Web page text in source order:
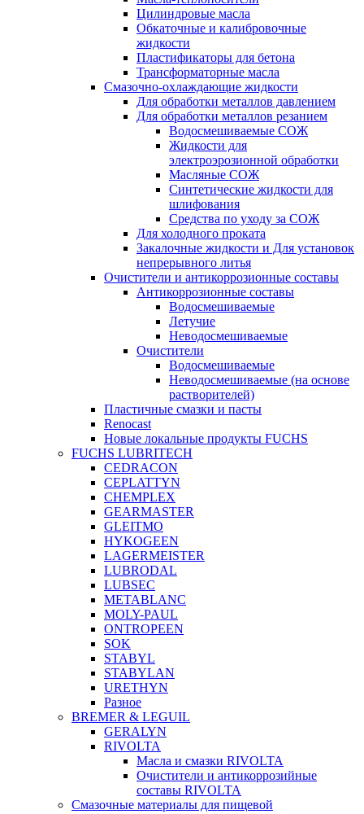
Цилиндровые масла
Обкаточные и калибровочные
жидкости
Пластификаторы для бетона
Трансформаторные масла
Смазочно-охлаждающие жидкости
Для обработки металлов давлением
Для обработки металлов резанием
Водосмешиваемые СОЖ
Жидкости для
электроэрозионной обработки
Масляные СОЖ
Синтетические жидкости для
шлифования
Средства по уходу за СОЖ
Для холодного проката
Закалочные жидкости и Для установок
непрерывного литья
Очистители и антикоррозионные составы
Антикоррозионные составы
Водосмешиваемые
Летучие
Неводосмешиваемые
Очистители
Водосмешиваемые
Неводосмешиваемые (на основе
растворителей)
Пластичные смазки и пасты
Renocast
Новые локальные продукты FUCHS
FUCHS LUBRITECH
CEDRACON
CEPLATTYN
CHEMPLEX
GEARMASTER
GLEITMO
HYKOGEEN
LAGERMEISTER
LUBRODAL
LUBSEC
METABLANC
MOLY-PAUL
ONTROPEEN
SOK
STABYL
STABYLAN
URETHYN
Разное
BREMER & LEGUIL
GERALYN
RIVOLTA
Масла и смазки RIVOLTA
Очистители и антикоррозийные
составы RIVOLTA
Смазочные материалы для пищевой